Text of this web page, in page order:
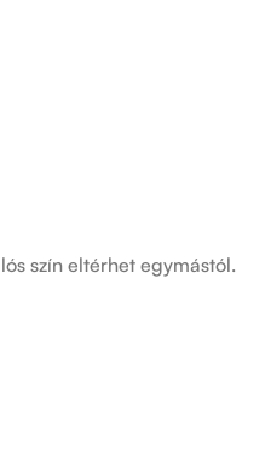
szín eltérhet egymástól.